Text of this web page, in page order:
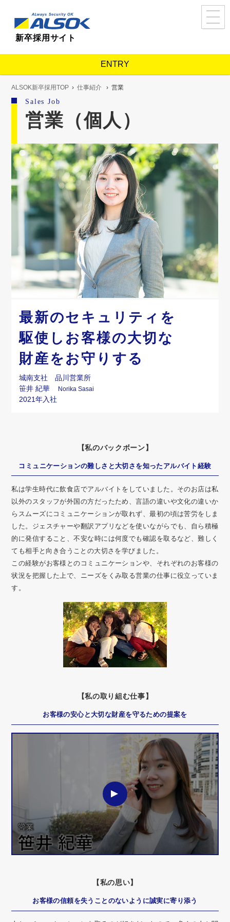
新卒採用サイト
ALSOK新卒採用TOP
ALSOKを知る About us
事業紹介
内定者・若手社員アンケート
仕事紹介
ALSOKで歩む Career
人事・教育制度
ALSOKで築くキャリア
採用を知る Recruit
採用担当者メッセージ
福利厚生
募集要項
よくあるご質問
読み上げる
ENTRY
ALSOK新卒採用TOP 仕事紹介 営業
営業（個人）
Sales Job
最新のセキュリティを
駆使しお客様の大切な
財産をお守りする
城南支社 品川営業所
笹井 紀華
Norika Sasai
2021年入社
【私のバックボーン】
コミュニケーションの難しさと大切さを知ったアルバイト経験
私は学生時代に飲食店でアルバイトをしていました。そのお店は私
以外のスタッフが外国の方だったため、言語の違いや文化の違いか
らスムーズにコミュニケーションが取れず、最初の頃は苦労をしま
した。ジェスチャーや翻訳アプリなどを使いながらでも、自ら積極
的に発信すること、不安な時には何度でも確認を取るなど、難しく
ても相手と向き合うことの大切さを学びました。
この経験がお客様とのコミュニケーションや、それぞれのお客様の
状況を把握した上で、ニーズをくみ取る営業の仕事に役立っていま
す。
【私の取り組む仕事】
お客様の安心と大切な財産を守るための提案を
【私の思い】
お客様の信頼を失うことのないように誠実に寄り添う